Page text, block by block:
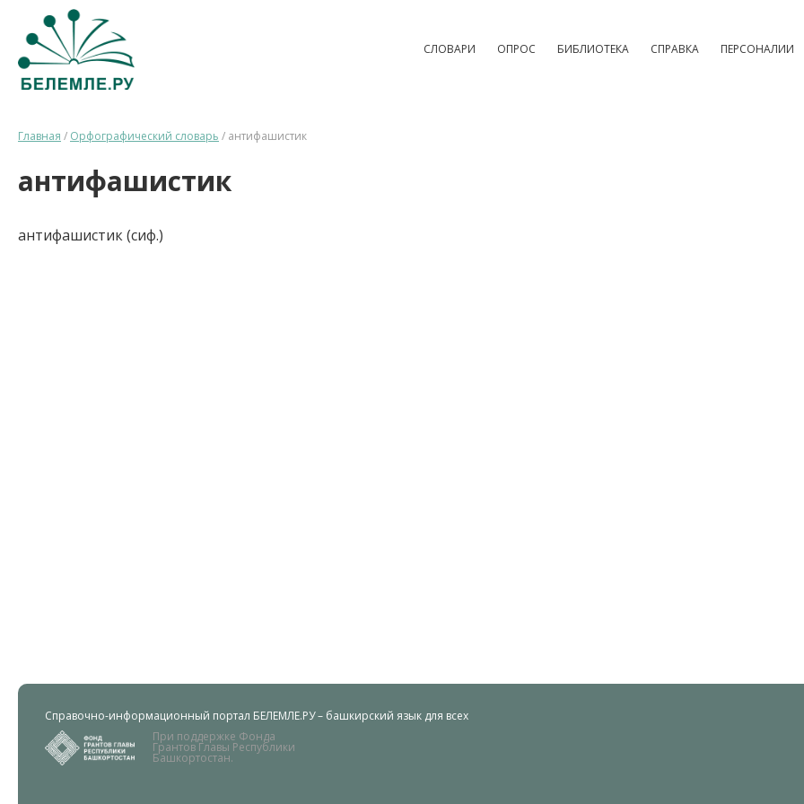
СЛОВАРИ ОПРОС БИБЛИОТЕКА СПРАВКА ПЕРСОНАЛИИ
Главная / Орфографический словарь / антифашистик
антифашистик
антифашистик (сиф.)
Справочно-информационный портал БЕЛЕМЛЕ.РУ – башкирский язык для всех
При поддержке Фонда
Грантов Главы Республики
Башкортостан.